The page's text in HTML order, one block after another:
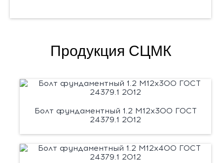
Продукция СЦМК
Болт фундаментный 1.2 М12х300 ГОСТ
24379.1 2012